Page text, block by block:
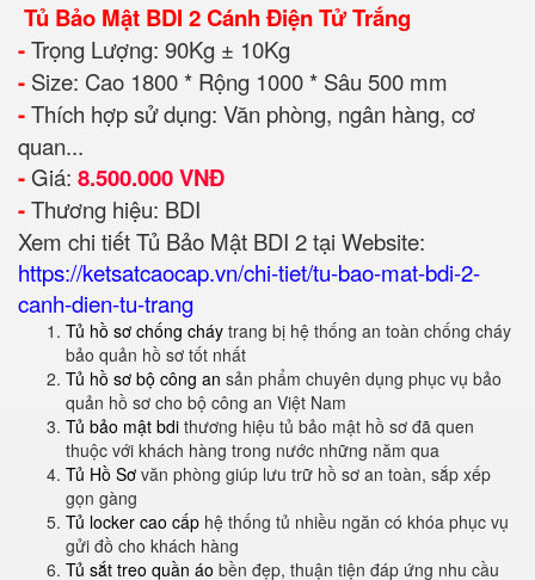
Tủ Bảo Mật BDI 2 Cánh Điện Tử Trắng
-Trọng Lượng: 90Kg ± 10Kg
- Size: Cao 1800 * Rộng 1000 * Sâu 500 mm
-Thích hợp sử dụng: Văn phòng, ngân hàng, cơ
quan...
- Giá: 8.500.000 VNĐ
-Thương hiệu: BDI
Xem chi tiết Tủ Bảo Mật BDI 2 tại Website:
https://ketsatcaocap.vn/chi-tiet/tu-bao-mat-bdi-2-
canh-dien-tu-trang
Tủ hồ sơ chống cháy trang bị hệ thống an toàn chống cháy
bảo quản hồ sơ tốt nhất
Tủ hồ sơ bộ công an sản phẩm chuyên dụng phục vụ bảo
quản hồ sơ cho bộ công an Việt Nam
Tủ bảo mật bdi thương hiệu tủ bảo mật hồ sơ đã quen
thuộc với khách hàng trong nước những năm qua
Tủ Hồ Sơ văn phòng giúp lưu trữ hồ sơ an toàn, sắp xếp
gọn gàng
Tủ locker cao cấp hệ thống tủ nhiều ngăn có khóa phục vụ
gửi đồ cho khách hàng
Tủ sắt treo quần áo bền đẹp, thuận tiện đáp ứng nhu cầu